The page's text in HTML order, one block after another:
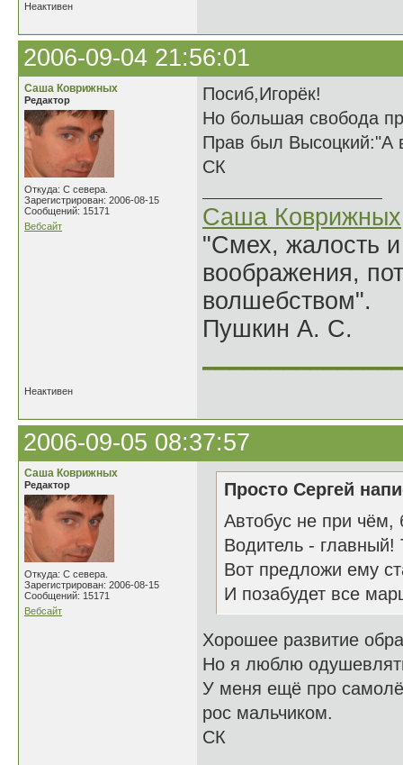
Неактивен
2006-09-04 21:56:01
Саша Коврижных
Редактор
Откуда: С севера.
Зарегистрирован: 2006-08-15
Сообщений: 15171
Вебсайт
Посиб,Игорёк!
Но большая свобода
Прав был Высоцкий:"А
СК
Саша Коврижных
"Смех, жалость
воображения,
волшебством".
Пушкин А. С.
Неактивен
2006-09-05 08:37:57
Саша Коврижных
Редактор
Откуда: С севера.
Зарегистрирован: 2006-08-15
Сообщений: 15171
Вебсайт
Просто Сергей
Автобус не при чём,
Водитель - главный!
Вот предложи ему
И позабудет все
Хорошее развитие
Но я люблю
У меня ещё про
рос мальчиком.
СК